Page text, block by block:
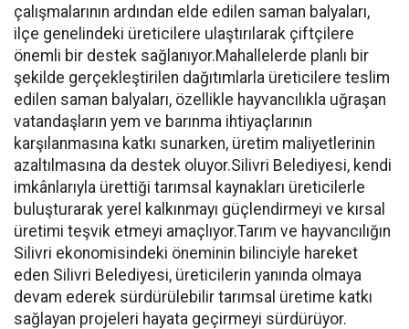
çalışmalarının ardından elde edilen saman balyaları,
ilçe genelindeki üreticilere ulaştırılarak çiftçilere
önemli bir destek sağlanıyor.Mahallelerde planlı bir
şekilde gerçekleştirilen dağıtımlarla üreticilere teslim
edilen saman balyaları, özellikle hayvancılıkla uğraşan
vatandaşların yem ve barınma ihtiyaçlarının
karşılanmasına katkı sunarken, üretim maliyetlerinin
azaltılmasına da destek oluyor.Silivri Belediyesi, kendi
imkânlarıyla ürettiği tarımsal kaynakları üreticilerle
buluşturarak yerel kalkınmayı güçlendirmeyi ve kırsal
üretimi teşvik etmeyi amaçlıyor.Tarım ve hayvancılığın
Silivri ekonomisindeki öneminin bilinciyle hareket
eden Silivri Belediyesi, üreticilerin yanında olmaya
devam ederek sürdürülebilir tarımsal üretime katkı
sağlayan projeleri hayata geçirmeyi sürdürüyor.